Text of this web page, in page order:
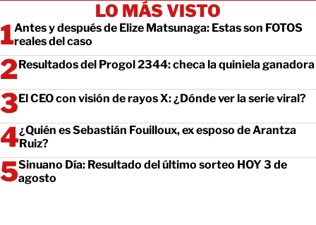
LO MÁS VISTO
Antes y después de Elize Matsunaga: Estas son FOTOS
reales del caso
Resultados del Progol 2344: checa la quiniela ganadora
El CEO con visión de rayos X: ¿Dónde ver la serie viral?
¿Quién es Sebastián Fouilloux, ex esposo de Arantza
Ruiz?
Sinuano Día: Resultado del último sorteo HOY 3 de
agosto